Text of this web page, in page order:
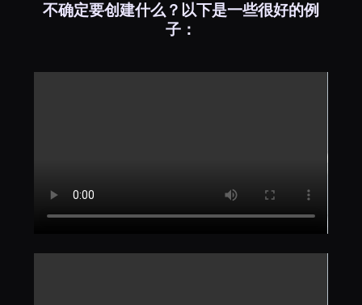
不确定要创建什么？以下是一些很好的例
子：